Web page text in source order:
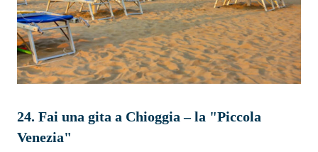
24. Fai una gita a Chioggia – la "Piccola
Venezia"